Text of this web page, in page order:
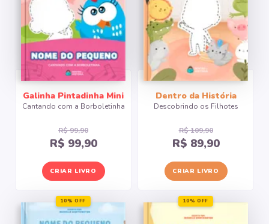
Galinha Pintadinha Mini
Cantando com a Borboletinha
R$ 99,90
R$ 99,90
CRIAR LIVRO
Dentro da História
Descobrindo os Filhotes
R$ 109,90
R$ 89,90
CRIAR LIVRO
10% OFF 10% OFF